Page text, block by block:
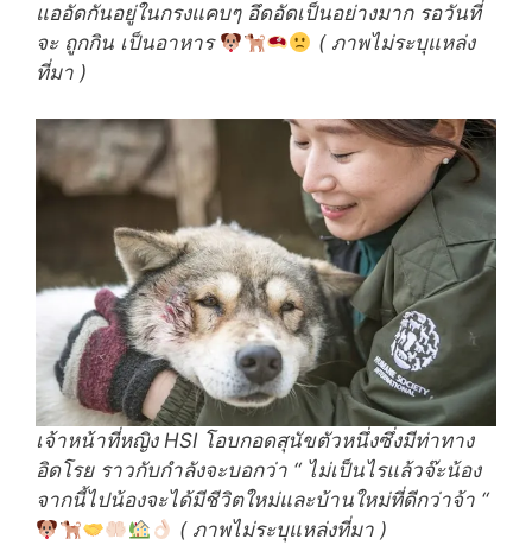
แออัดกันอยู่ในกรงแคบๆ อึดอัดเป็นอย่างมาก รอวันที่
จะ ถูกกิน เป็นอาหาร
( ภาพไม่ระบุแหล่ง
ที่มา )
เจ้าหน้าที่หญิง HSI โอบกอดสุนัขตัวหนึ่งซึ่งมีท่าทาง
อิดโรย ราวกับกำลังจะบอกว่า “ ไม่เป็นไรแล้วจ๊ะน้อง
จากนี้ไปน้องจะได้มีชีวิตใหม่และบ้านใหม่ที่ดีกว่าจ้า “
( ภาพไม่ระบุแหล่งที่มา )